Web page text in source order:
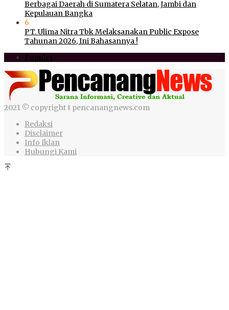
Berbagai Daerah di Sumatera Selatan, Jambi dan
Kepulauan Bangka
6
PT. Ulima Nitra Tbk Melaksanakan Public Expose
Tahunan 2026, Ini Bahasannya !
Populer
2021 © copyright ‖ pencanangnews.com
Redaksi
Disclaimer
Info Iklan
Hubungi Kami